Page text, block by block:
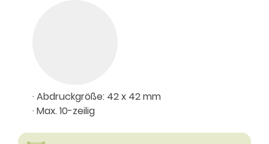
· Abdruckgröße: 42 x 42 mm
· Max. 10-zeilig